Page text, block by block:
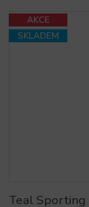
AKCE
SKLADEM
Teal Sporting